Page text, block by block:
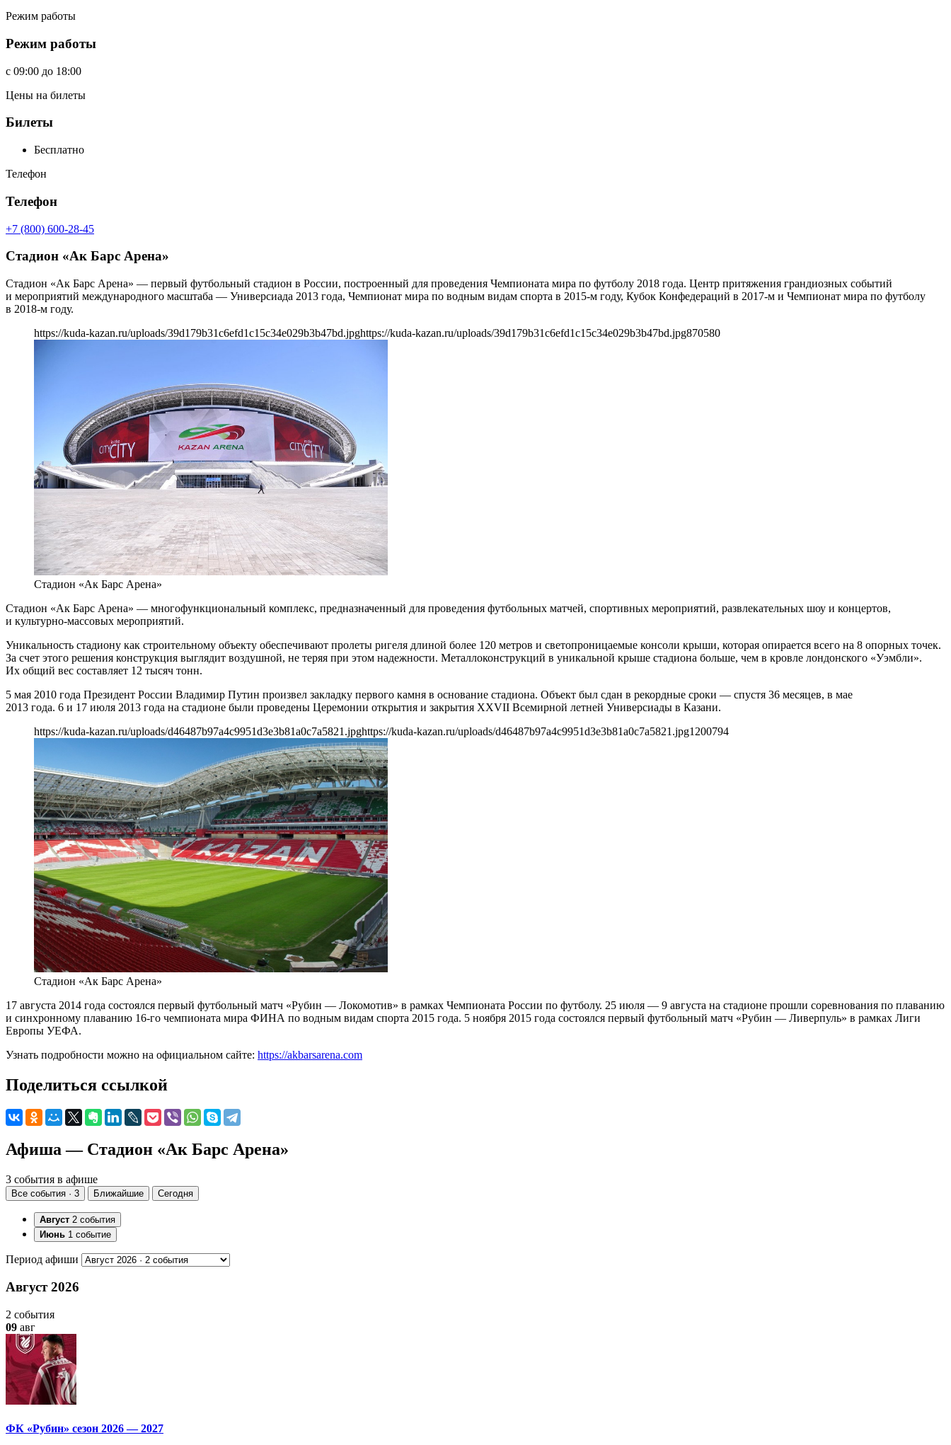
Режим работы
Режим работы
c 09:00 до 18:00
Цены на билеты
Билеты
Бесплатно
Телефон
Телефон
+7 (800) 600-28-45
Стадион «Ак Барс Арена»
Стадион «Ак Барс Арена» — первый футбольный стадион в России, построенный для проведения Чемпионата мира по футболу 2018 года. Центр притяжения грандиозных событий
и мероприятий международного масштаба — Универсиада 2013 года, Чемпионат мира по водным видам спорта в 2015-м году, Кубок Конфедераций в 2017-м и Чемпионат мира по футболу
в 2018-м году.
https://kuda-kazan.ru/uploads/39d179b31c6efd1c15c34e029b3b47bd.jpghttps://kuda-kazan.ru/uploads/39d179b31c6efd1c15c34e029b3b47bd.jpg870580
Стадион «Ак Барс Арена»
Стадион «Ак Барс Арена» — многофункциональный комплекс, предназначенный для проведения футбольных матчей, спортивных мероприятий, развлекательных шоу и концертов,
и культурно-массовых мероприятий.
Уникальность стадиону как строительному объекту обеспечивают пролеты ригеля длиной более 120 метров и светопроницаемые консоли крыши, которая опирается всего на 8 опорных точек.
За счет этого решения конструкция выглядит воздушной, не теряя при этом надежности. Металлоконструкций в уникальной крыше стадиона больше, чем в кровле лондонского «Уэмбли».
Их общий вес составляет 12 тысяч тонн.
5 мая 2010 года Президент России Владимир Путин произвел закладку первого камня в основание стадиона. Объект был сдан в рекордные сроки — спустя 36 месяцев, в мае
2013 года. 6 и 17 июля 2013 года на стадионе были проведены Церемонии открытия и закрытия XXVII Всемирной летней Универсиады в Казани.
https://kuda-kazan.ru/uploads/d46487b97a4c9951d3e3b81a0c7a5821.jpghttps://kuda-kazan.ru/uploads/d46487b97a4c9951d3e3b81a0c7a5821.jpg1200794
Стадион «Ак Барс Арена»
17 августа 2014 года состоялся первый футбольный матч «Рубин — Локомотив» в рамках Чемпионата России по футболу. 25 июля — 9 августа на стадионе прошли соревнования по плаванию
и синхронному плаванию 16-го чемпионата мира ФИНА по водным видам спорта 2015 года. 5 ноября 2015 года состоялся первый футбольный матч «Рубин — Ливерпуль» в рамках Лиги
Европы УЕФА.
Узнать подробности можно на официальном сайте: https://akbarsarena.com
Поделиться ссылкой
Афиша — Стадион «Ак Барс Арена»
3 события в афише
Все события · 3 Ближайшие Сегодня
Август 2 события
Июнь 1 событие
Период афиши
Август 2026
2 события
09 авг
ФК «Рубин» сезон 2026 — 2027